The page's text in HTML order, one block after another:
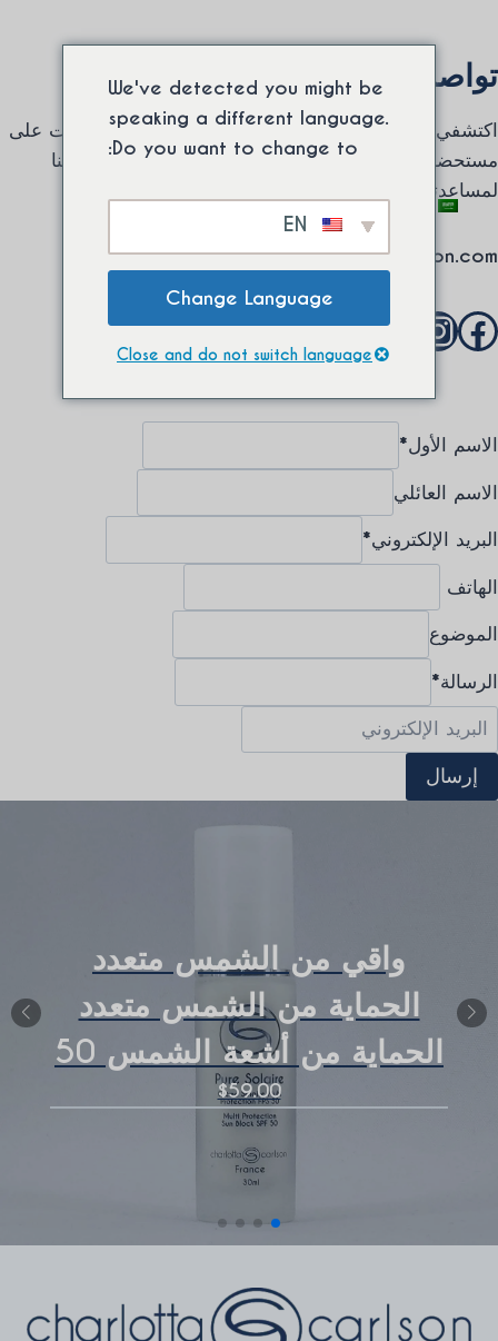
المحتوى
شحن دولي مجاني من الحد الأدنى للشراء. ⚡
تبديل
القائمة
الفرعية
تواصل معنا
اكتشفي الأناقة في شارلوتا كارلسون. للأسئلة أو التعليقات على
مستحضرات التجميل الطبيعية لدينا، تواصلي معنا. نحن هنا
لمساعدتك في رحلة جمالك.
charlotta@charlottacarlson.com
فيسبوكانستقرام
أرسل لنا رسالتك وسأعاود الاتصال بك في أقرب وقت ممكن.
الاسم الأول*
الاسم العائلي
البريد الإلكتروني*
الهاتف
الموضوع
الرسالة*
إرسال
واقي من الشمس متعدد
الحماية من الشمس متعدد
الحماية من أشعة الشمس 50
$59.00
We've detected you might be
speaking a different language.
Do you want to change to:
Change Language
Close and do not switch language